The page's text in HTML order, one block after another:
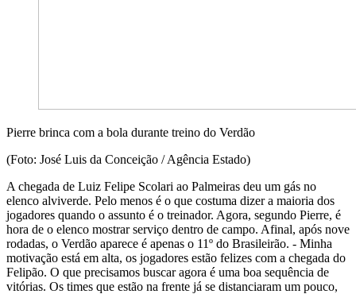
Pierre brinca com a bola durante treino do Verdão
(Foto: José Luis da Conceição / Agência Estado)
A chegada de Luiz Felipe Scolari ao Palmeiras deu um gás no
elenco alviverde. Pelo menos é o que costuma dizer a maioria dos
jogadores quando o assunto é o treinador. Agora, segundo Pierre, é
hora de o elenco mostrar serviço dentro de campo. Afinal, após nove
rodadas, o Verdão aparece é apenas o 11º do Brasileirão. - Minha
motivação está em alta, os jogadores estão felizes com a chegada do
Felipão. O que precisamos buscar agora é uma boa sequência de
vitórias. Os times que estão na frente já se distanciaram um pouco,